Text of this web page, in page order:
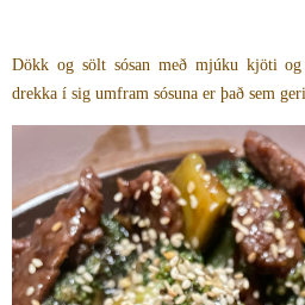
Dökk og sölt sósan með mjúku kjöti
drekka í sig umfram sósuna er það sem